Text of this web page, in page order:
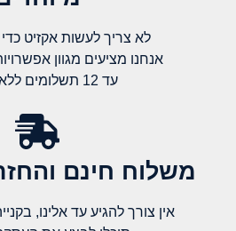
לא צריך לעשות אקזיט כדי
אנחנו מציעים מגוון
עד 12 תשלומים ללא ריבית.
משלוח חינם
אין צורך להגיע עד אלינו, בקנייה